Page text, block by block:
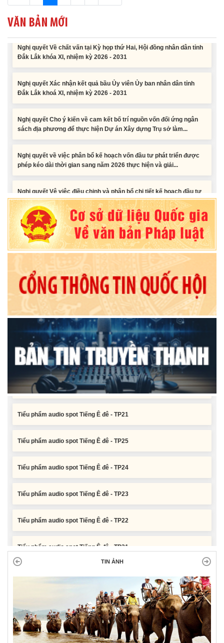
VĂN BẢN MỚI
Nghị quyết Về chất vấn tại Kỳ họp thứ Hai, Hội đồng nhân dân tỉnh
Đắk Lắk khóa XI, nhiệm kỳ 2026 - 2031
Nghị quyết Xác nhận kết quả bầu Ủy viên Ủy ban nhân dân tỉnh
Đắk Lắk khoá XI, nhiệm kỳ 2026 - 2031
Nghị quyết Cho ý kiến về cam kết bố trí nguồn vốn đối ứng ngân
sách địa phương để thực hiện Dự án Xây dựng Trụ sở làm...
Nghị quyết về việc phân bổ kế hoạch vốn đầu tư phát triển được
phép kéo dài thời gian sang năm 2026 thực hiện và giải...
Nghị quyết Vê việc điều chinh và phân bổ chi tiết kế hoạch đầu tư
công năm 2026 nguồn vốn ngân sách địa phương (đợt 2)
Đắk Lắk khóa XI, nhiệm kỳ 2026 - 2031
Nghị quyết Xác nhận kết quả bầu Ủy viên Ủy ban nhân dân tỉnh
Đắk Lắk khoá XI, nhiệm kỳ 2026 - 2031
Tiểu phẩm audio spot Tiếng Ê đê - TP25
Tiểu phẩm audio spot Tiếng Ê đê - TP24
Tiểu phẩm audio spot Tiếng Ê đê - TP23
Tiểu phẩm audio spot Tiếng Ê đê - TP22
Tiểu phẩm audio spot Tiếng Ê đê - TP21
Tiểu phẩm audio spot Tiếng Ê đê - TP25
Tiểu phẩm audio spot Tiếng Ê đê - TP24
Tiểu phẩm audio spot Tiếng Ê đê - TP23
Tiểu phẩm audio spot Tiếng Ê đê - TP22
Tiểu phẩm audio spot Tiếng Ê đê - TP21
TIN ẢNH